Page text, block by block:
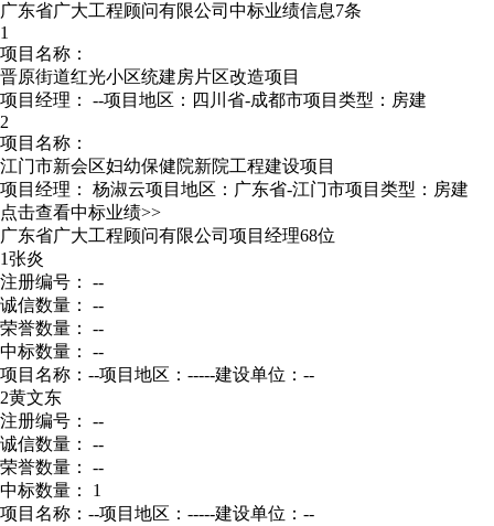
广东省广大工程顾问有限公司中标业绩信息7条
1
项目名称：
晋原街道红光小区统建房片区改造项目
项目经理： --项目地区：四川省-成都市项目类型：房建
2
项目名称：
江门市新会区妇幼保健院新院工程建设项目
项目经理： 杨淑云项目地区：广东省-江门市项目类型：房建
点击查看中标业绩>>
广东省广大工程顾问有限公司项目经理68位
1张炎
注册编号： --
诚信数量： --
荣誉数量： --
中标数量： --
项目名称：--项目地区：-----建设单位：--
2黄文东
注册编号： --
诚信数量： --
荣誉数量： --
中标数量： 1
项目名称：--项目地区：-----建设单位：--